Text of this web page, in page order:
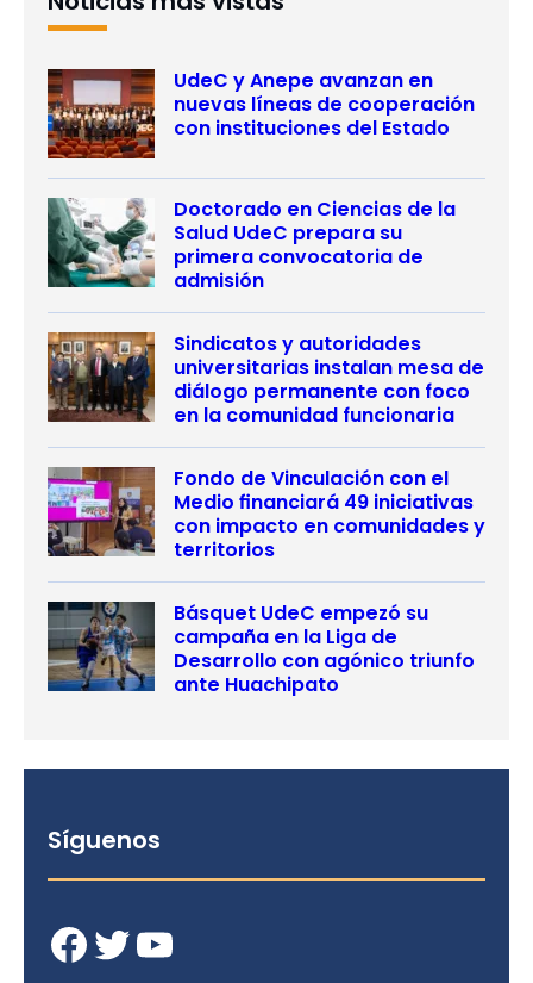
UdeC y Anepe avanzan en
nuevas líneas de cooperación
con instituciones del Estado
Doctorado en Ciencias de la
Salud UdeC prepara su
primera convocatoria de
admisión
Sindicatos y autoridades
universitarias instalan mesa de
diálogo permanente con foco
en la comunidad funcionaria
Fondo de Vinculación con el
Medio financiará 49 iniciativas
con impacto en comunidades y
territorios
Básquet UdeC empezó su
campaña en la Liga de
Desarrollo con agónico triunfo
ante Huachipato
Síguenos
Facebook Twitter YouTube